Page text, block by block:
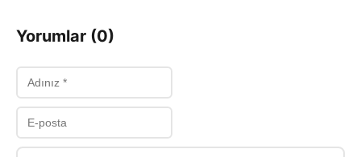
Yorumlar (0)